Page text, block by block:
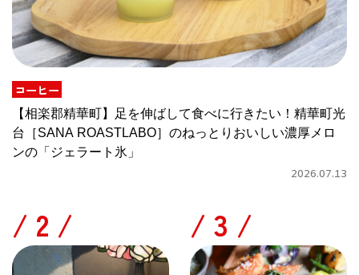
コーヒー
【相楽郡精華町】足を伸ばして食べに行きたい！精華町光
台［SANA ROASTLABO］のねっとりおいしい濃厚メロ
ンの「ジェラート氷」
2026.07.13
/ /